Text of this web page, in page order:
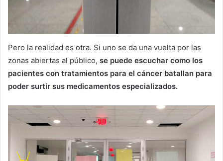
Pero la realidad es otra. Si uno se da una vuelta por las
zonas abiertas al público, se puede escuchar como los
pacientes con tratamientos para el cáncer batallan para
poder surtir sus medicamentos especializados.